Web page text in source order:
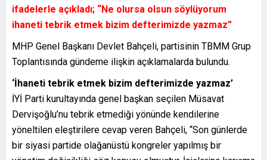
ifadelerle açıkladı; “Ne olursa olsun söylüyorum
ihaneti tebrik etmek bizim defterimizde yazmaz”
MHP Genel Başkanı Devlet Bahçeli, partisinin TBMM Grup
Toplantısında gündeme ilişkin açıklamalarda bulundu.
‘İhaneti tebrik etmek bizim defterimizde yazmaz’
İYİ Parti kurultayında genel başkan seçilen Müsavat
Dervişoğlu’nu tebrik etmediği yönünde kendilerine
yöneltilen eleştirilere cevap veren Bahçeli, “Son günlerde
bir siyasi partide olağanüstü kongreler yapılmış bir